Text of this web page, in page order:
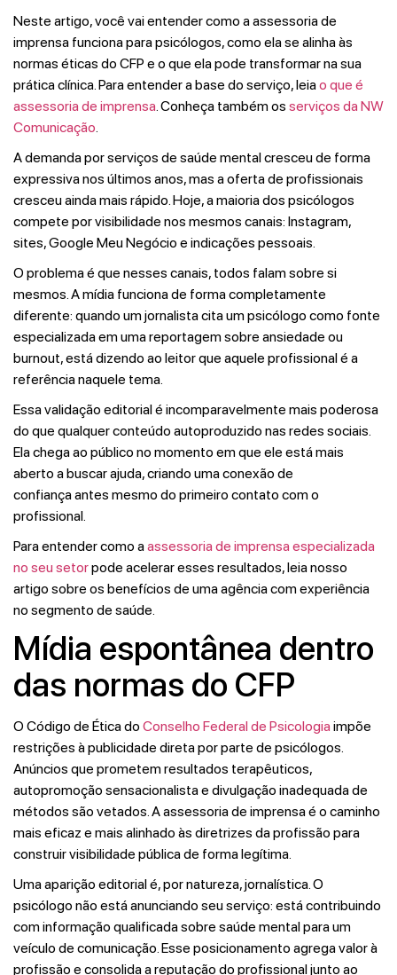
Neste artigo, você vai entender como a assessoria de
imprensa funciona para psicólogos, como ela se alinha às
normas éticas do CFP e o que ela pode transformar na sua
prática clínica. Para entender a base do serviço, leiao que é
assessoria de imprensa. Conheça também os serviços da NW
Comunicação.
A demanda por serviços de saúde mental cresceu de forma
expressiva nos últimos anos, mas a oferta de profissionais
cresceu ainda mais rápido. Hoje, a maioria dos psicólogos
compete por visibilidade nos mesmos canais: Instagram,
sites, Google Meu Negócio e indicações pessoais.
O problema é que nesses canais, todos falam sobre si
mesmos. A mídia funciona de forma completamente
diferente: quando um jornalista cita um psicólogo como fonte
especializada em uma reportagem sobre ansiedade ou
burnout, está dizendo ao leitor que aquele profissional é a
referência naquele tema.
Essa validação editorial é incomparavelmente mais poderosa
do que qualquer conteúdo autoproduzido nas redes sociais.
Ela chega ao público no momento em que ele está mais
aberto a buscar ajuda, criando uma conexão de
confiança antes mesmo do primeiro contato com o
profissional.
Para entender como aassessoria de imprensa especializada
no seu setorpode acelerar esses resultados, leia nosso
artigo sobre os benefícios de uma agência com experiência
no segmento de saúde.
Mídia espontânea dentro
das normas do CFP
O Código de Ética do Conselho Federal de Psicologia impõe
restrições à publicidade direta por parte de psicólogos.
Anúncios que prometem resultados terapêuticos,
autopromoção sensacionalista e divulgação inadequada de
métodos são vetados. A assessoria de imprensa é o caminho
mais eficaz e mais alinhado às diretrizes da profissão para
construir visibilidade pública de forma legítima.
Uma aparição editorial é, por natureza, jornalística. O
psicólogo não está anunciando seu serviço: está contribuindo
com informação qualificada sobre saúde mental para um
veículo de comunicação. Esse posicionamento agrega valor à
profissão e consolida a reputação do profissional junto ao